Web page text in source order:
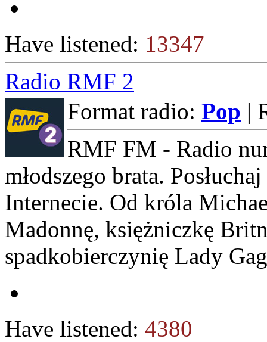
Have listened: 13347
Radio RMF 2
Format radio: Pop |
RMF FM - Radio
młodszego brata.
Internecie. Od króla
Madonnę, księżniczkę
spadkobierczynię Lady
Have listened: 4380